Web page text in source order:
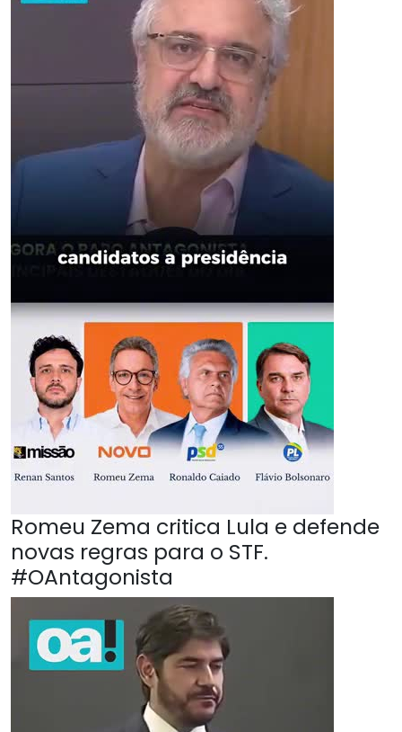
Romeu Zema critica Lula e defende
novas regras para o STF.
#OAntagonista